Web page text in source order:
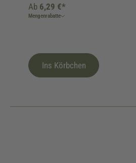
Ab 6,29 €*
Mengenrabatte
Ins Körbchen